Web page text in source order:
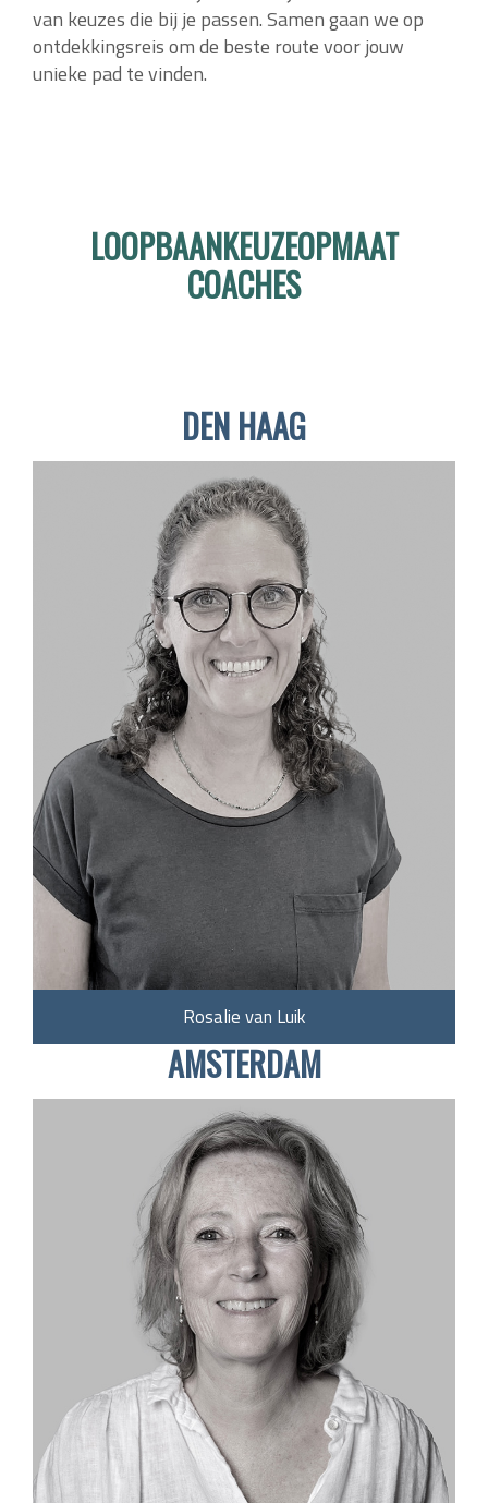
van keuzes die bij je passen. Samen gaan we op
ontdekkingsreis om de beste route voor jouw
unieke pad te vinden.
LOOPBAANKEUZEOPMAAT
COACHES
DEN HAAG
Rosalie van Luik
AMSTERDAM